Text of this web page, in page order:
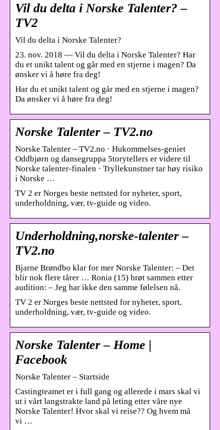
Vil du delta i Norske Talenter? –
TV2
Vil du delta i Norske Talenter?
23. nov. 2018 — Vil du delta i Norske Talenter? Har
du et unikt talent og går med en stjerne i magen? Da
ønsker vi å høre fra deg!
Har du et unikt talent og går med en stjerne i magen?
Da ønsker vi å høre fra deg!
Norske Talenter – TV2.no
Norske Talenter – TV2.no · Hukommelses-geniet
Oddbjørn og dansegruppa 5torytellers er videre til
Norske talenter-finalen · Tryllekunstner tar høy risiko
i Norske …
TV 2 er Norges beste nettsted for nyheter, sport,
underholdning, vær, tv-guide og video.
Underholdning,norske-talenter –
TV2.no
Bjarne Brøndbo klar for mer Norske Talenter: – Det
blir nok flere tårer … Ronia (15) brøt sammen etter
audition: – Jeg har ikke den samme følelsen nå.
TV 2 er Norges beste nettsted for nyheter, sport,
underholdning, vær, tv-guide og video.
Norske Talenter – Home |
Facebook
Norske Talenter – Startside
Castingteamet er i full gang og allerede i mars skal vi
ut i vårt langstrakte land på leting etter våre nye
Norske Talenter! Hvor skal vi reise?? Og hvem må
vi …